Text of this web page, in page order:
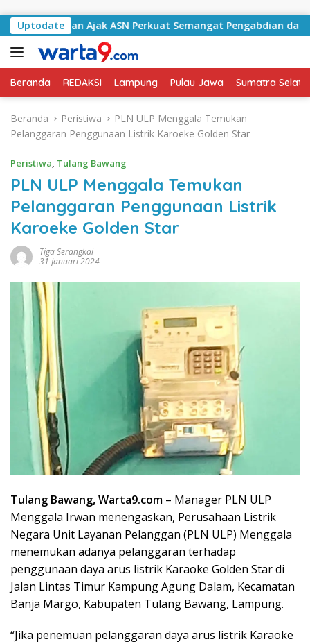
UptodateAjak ASN Perkuat Semangat Pengabdian dan
Beranda REDAKSI Lampung Pulau Jawa Sumatra
Beranda Peristiwa
PLN ULP Menggala Temukan
Pelanggaran Penggunaan Listrik Karoeke Golden Star
Peristiwa, Tulang Bawang
PLN ULP Menggala Temukan
Pelanggaran Penggunaan Listrik
Karoeke Golden Star
Tiga Serangkai
31 Januari 2024
Tulang Bawang, Warta9.com – Manager PLN ULP
Menggala Irwan menengaskan, Perusahaan Listrik
Negara Unit Layanan Pelanggan (PLN ULP) Menggala
menemukan adanya pelanggaran terhadap
penggunaan daya arus listrik Karaoke Golden Star di
Jalan Lintas Timur Kampung Agung Dalam, Kecamatan
Banja Margo, Kabupaten Tulang Bawang, Lampung.
“Jika penemuan pelanggaran daya arus listrik Karaoke